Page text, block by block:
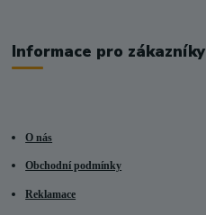
Informace pro zákazníky
O nás
Obchodní podmínky
Reklamace